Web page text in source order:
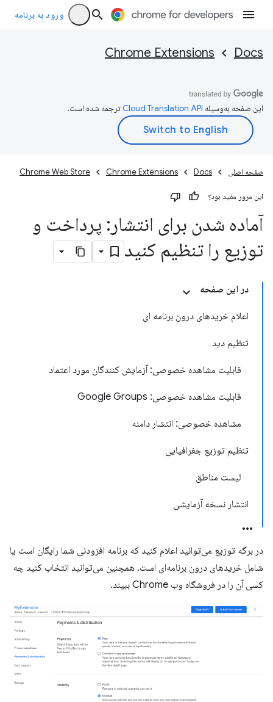
ورود به برنامه
Docs
Chrome Extensions
این صفحه به‌وسیله ترجمه شده است.
صفحه اصلی Docs
Chrome Extensions
Chrome Web Store
این مرور مفید بود؟
آماده شدن برای انتشار: پرداخت و
توزیع را تنظیم کنید
در این صفحه
اعلام خریدهای درون برنامه ای
تنظیم دید
قابلیت مشاهده خصوصی: آزمایش کنندگان مورد اعتماد
قابلیت مشاهده خصوصی: Google Groups
مشاهده خصوصی: انتشار دامنه
تنظیم توزیع جغرافیایی
لیست مناطق
انتشار نسخه آزمایشی
در برگه توزیع می‌توانید اعلام کنید که برنامه افزودنی شما رایگان است یا
شامل خریدهای درون برنامه‌ای است. همچنین می‌توانید انتخاب کنید چه
کسی آن را در فروشگاه وب Chrome ببیند.